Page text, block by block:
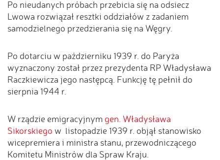
Po nieudanych próbach przebicia się na odsiecz
Lwowa rozwiązał resztki oddziałów z zadaniem
samodzielnego przedzierania się na Węgry.
Po dotarciu w październiku 1939 r. do Paryża
wyznaczony został przez prezydenta RP Władysława
Raczkiewicza jego następcą. Funkcję tę pełnił do
sierpnia 1944 r.
W rządzie emigracyjnym gen. Władysława
Sikorskiego w listopadzie 1939 r. objął stanowisko
wicepremiera i ministra stanu, przewodniczącego
Komitetu Ministrów dla Spraw Kraju.